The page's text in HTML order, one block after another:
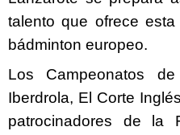
talento que ofrece
bádminton europeo.
Los Campeonatos
Iberdrola, El Corte
patrocinadores de la